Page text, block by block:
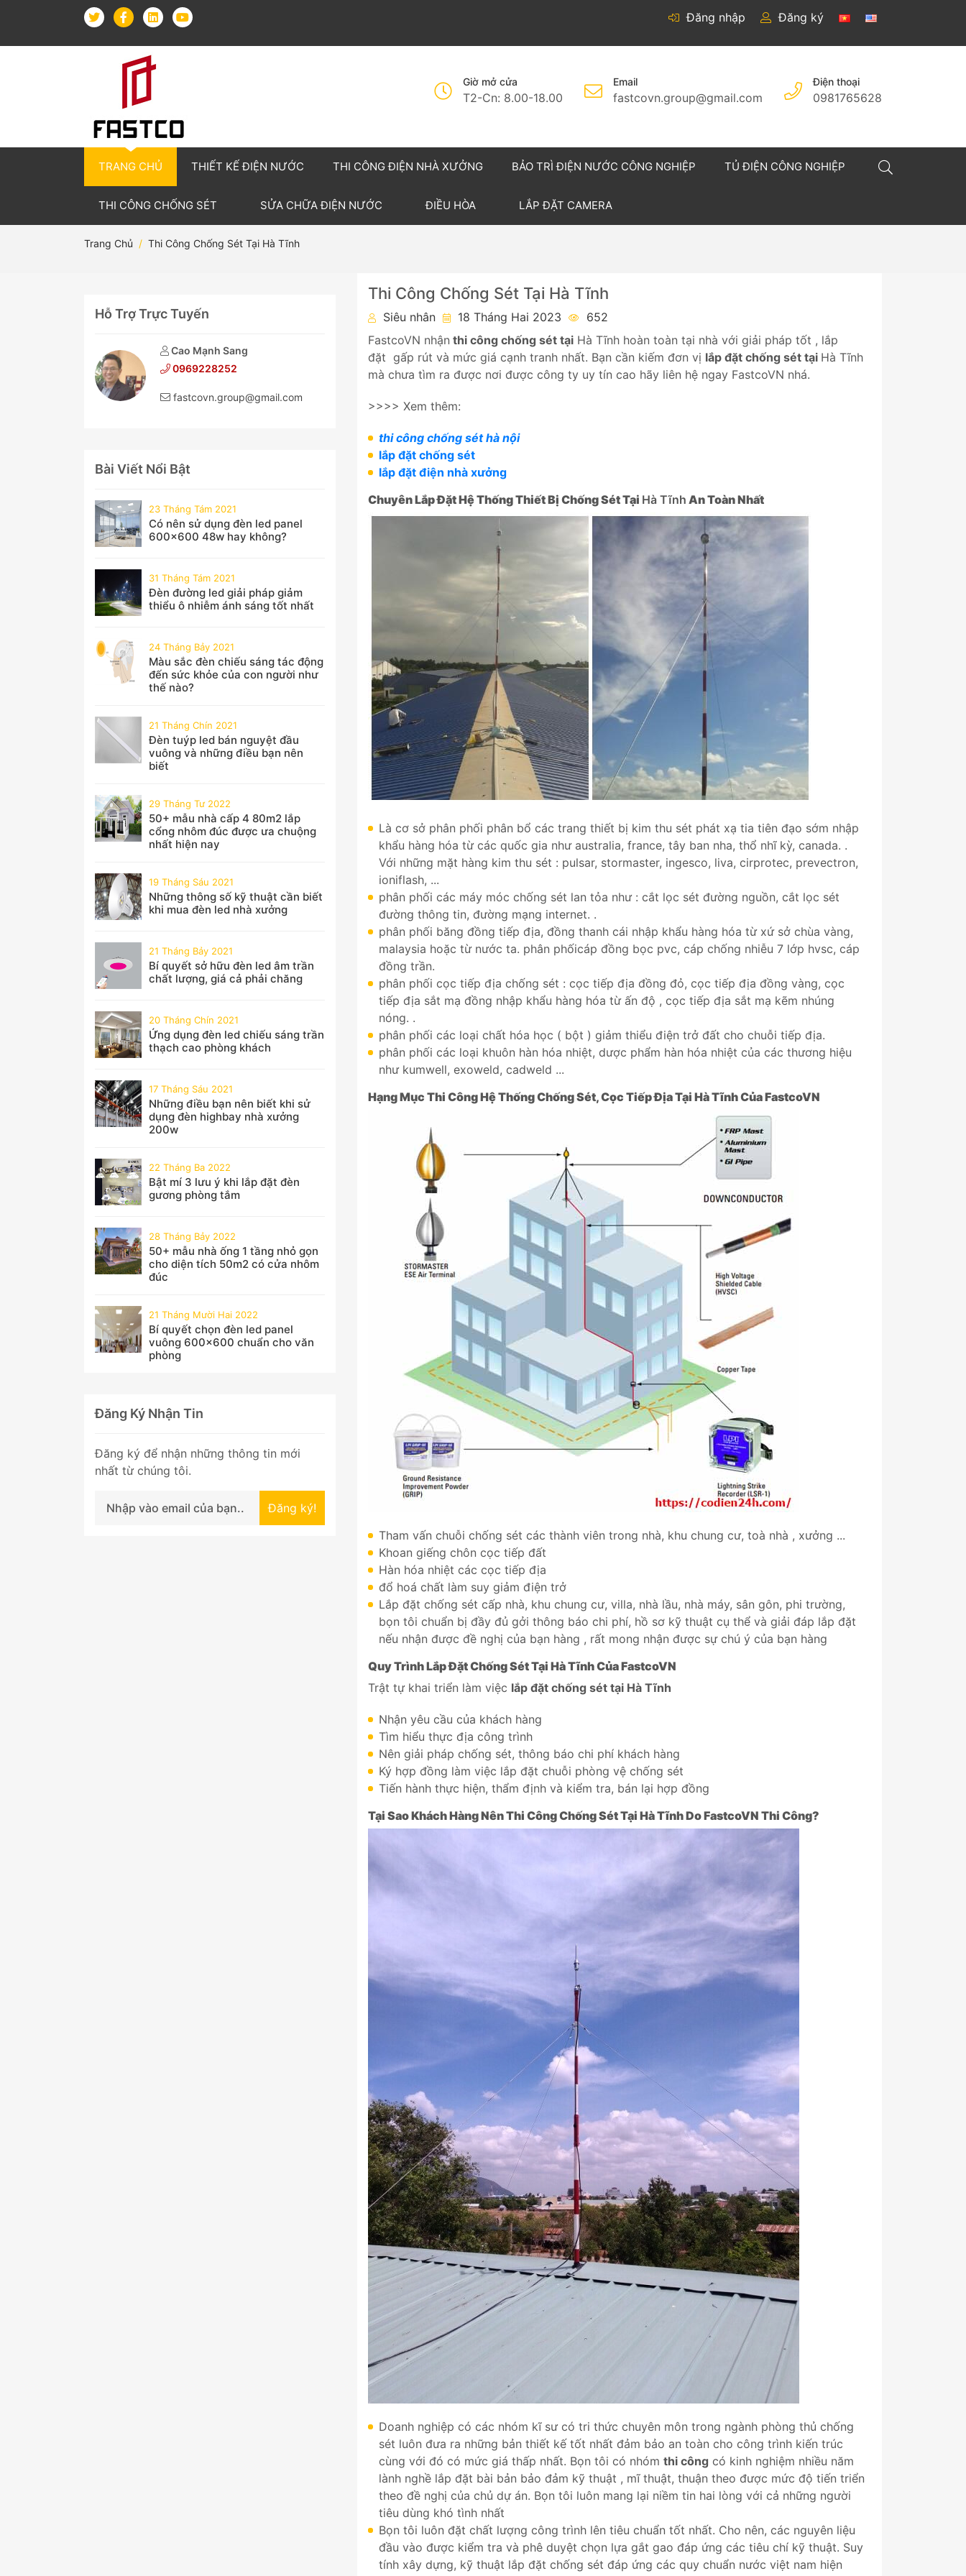
Đăng nhập Đăng ký
Giờ mở cửa
T2-Cn: 8.00-18.00
Email
fastcovn.group@gmail.com
Điện thoại
0981765628
TRANG CHỦ THIẾT KẾ ĐIỆN NƯỚC THI CÔNG ĐIỆN NHÀ XƯỞNG BẢO TRÌ ĐIỆN NƯỚC CÔNG NGHIỆP TỦ ĐIỆN CÔNG NGHIỆP
THI CÔNG CHỐNG SÉT SỬA CHỮA ĐIỆN NƯỚC ĐIỀU HÒA LẮP ĐẶT CAMERA
Trang Chủ Thi Công Chống Sét Tại Hà Tĩnh
Hỗ Trợ Trực Tuyến
Cao Mạnh Sang
0969228252
fastcovn.group@gmail.com
Bài Viết Nổi Bật
23 Tháng Tám 2021
Có nên sử dụng đèn led panel
600x600 48w hay không?
31 Tháng Tám 2021
Đèn đường led giải pháp giảm
thiểu ô nhiễm ánh sáng tốt nhất
24 Tháng Bảy 2021
Màu sắc đèn chiếu sáng tác động
đến sức khỏe của con người như
thế nào?
21 Tháng Chín 2021
Đèn tuýp led bán nguyệt đầu
vuông và những điều bạn nên
biết
29 Tháng Tư 2022
50+ mẫu nhà cấp 4 80m2 lắp
cổng nhôm đúc được ưa chuộng
nhất hiện nay
19 Tháng Sáu 2021
Những thông số kỹ thuật cần biết
khi mua đèn led nhà xưởng
21 Tháng Bảy 2021
Bí quyết sở hữu đèn led âm trần
chất lượng, giá cả phải chăng
20 Tháng Chín 2021
Ứng dụng đèn led chiếu sáng trần
thạch cao phòng khách
17 Tháng Sáu 2021
Những điều bạn nên biết khi sử
dụng đèn highbay nhà xưởng
200w
22 Tháng Ba 2022
Bật mí 3 lưu ý khi lắp đặt đèn
gương phòng tắm
28 Tháng Bảy 2022
50+ mẫu nhà ống 1 tầng nhỏ gọn
cho diện tích 50m2 có cửa nhôm
đúc
21 Tháng Mười Hai 2022
Bí quyết chọn đèn led panel
vuông 600x600 chuẩn cho văn
phòng
Đăng Ký Nhận Tin
Đăng ký để nhận những thông tin mới
nhất từ chúng tôi.
Đăng ký!
Thi Công Chống Sét Tại Hà Tĩnh
Siêu nhân 18 Tháng Hai 2023
652
FastcoVN nhận thi công chống sét tại Hà Tĩnh hoàn toàn tại nhà với giải pháp tốt , lắp
đặt gấp rút và mức giá cạnh tranh nhất. Bạn cần kiếm đơn vị lắp đặt chống sét tại Hà Tĩnh
mà chưa tìm ra được nơi được công ty uy tín cao hãy liên hệ ngay FastcoVN nhá.
>>>> Xem thêm:
thi công chống sét hà nội
lắp đặt chống sét
lắp đặt điện nhà xưởng
Chuyên Lắp Đặt Hệ Thống Thiết Bị Chống Sét Tại Hà Tĩnh An Toàn Nhất
Là cơ sở phân phối phân bổ các trang thiết bị kim thu sét phát xạ tia tiên đạo sớm nhập
khẩu hàng hóa từ các quốc gia như australia, france, tây ban nha, thổ nhĩ kỳ, canada. .
Với những mặt hàng kim thu sét : pulsar, stormaster, ingesco, liva, cirprotec, prevectron,
ioniflash, ...
phân phối các máy móc chống sét lan tỏa như : cắt lọc sét đường nguồn, cắt lọc sét
đường thông tin, đường mạng internet. .
phân phối băng đồng tiếp địa, đồng thanh cái nhập khẩu hàng hóa từ xứ sở chùa vàng,
malaysia hoặc từ nước ta. phân phốicáp đồng bọc pvc, cáp chống nhiễu 7 lớp hvsc, cáp
đồng trần.
phân phối cọc tiếp địa chống sét : cọc tiếp địa đồng đỏ, cọc tiếp địa đồng vàng, cọc
tiếp địa sắt mạ đồng nhập khẩu hàng hóa từ ấn độ , cọc tiếp địa sắt mạ kẽm nhúng
nóng. .
phân phối các loại chất hóa học ( bột ) giảm thiểu điện trở đất cho chuỗi tiếp địa.
phân phối các loại khuôn hàn hóa nhiệt, dược phẩm hàn hóa nhiệt của các thương hiệu
như kumwell, exoweld, cadweld ...
Hạng Mục Thi Công Hệ Thống Chống Sét, Cọc Tiếp Địa Tại Hà TĩnhCủaFastcoVN
Tham vấn chuỗi chống sét các thành viên trong nhà, khu chung cư, toà nhà , xưởng ...
Khoan giếng chôn cọc tiếp đất
Hàn hóa nhiệt các cọc tiếp địa
đổ hoá chất làm suy giảm điện trở
Lắp đặt chống sét cấp nhà, khu chung cư, villa, nhà lầu, nhà máy, sân gôn, phi trường,
bọn tôi chuẩn bị đầy đủ gởi thông báo chi phí, hồ sơ kỹ thuật cụ thể và giải đáp lắp đặt
nếu nhận được đề nghị của bạn hàng , rất mong nhận được sự chú ý của bạn hàng
Quy Trình Lắp Đặt Chống Sét Tại Hà TĩnhCủaFastcoVN
Trật tự khai triển làm việc lắp đặt chống sét tại Hà Tĩnh
Nhận yêu cầu của khách hàng
Tìm hiểu thực địa công trình
Nên giải pháp chống sét, thông báo chi phí khách hàng
Ký hợp đồng làm việc lắp đặt chuỗi phòng vệ chống sét
Tiến hành thực hiện, thẩm định và kiểm tra, bán lại hợp đồng
Tại Sao Khách Hàng Nên Thi Công Chống Sét Tại Hà TĩnhDoFastcoVN Thi Công?
Doanh nghiệp có các nhóm kĩ sư có tri thức chuyên môn trong ngành phòng thủ chống
sét luôn đưa ra những bản thiết kế tốt nhất đảm bảo an toàn cho công trình kiến trúc
cùng với đó có mức giá thấp nhất. Bọn tôi có nhóm thi công có kinh nghiệm nhiều năm
lành nghề lắp đặt bài bản bảo đảm kỹ thuật , mĩ thuật, thuận theo được mức độ tiến triển
theo đề nghị của chủ dự án. Bọn tôi luôn mang lại niềm tin hai lòng với cả những người
tiêu dùng khó tình nhất
Bọn tôi luôn đặt chất lượng công trình lên tiêu chuẩn tốt nhất. Cho nên, các nguyên liệu
đầu vào được kiểm tra và phê duyệt chọn lựa gắt gao đáp ứng các tiêu chí kỹ thuật. Suy
tính xây dựng, kỹ thuật lắp đặt chống sét đáp ứng các quy chuẩn nước việt nam hiện